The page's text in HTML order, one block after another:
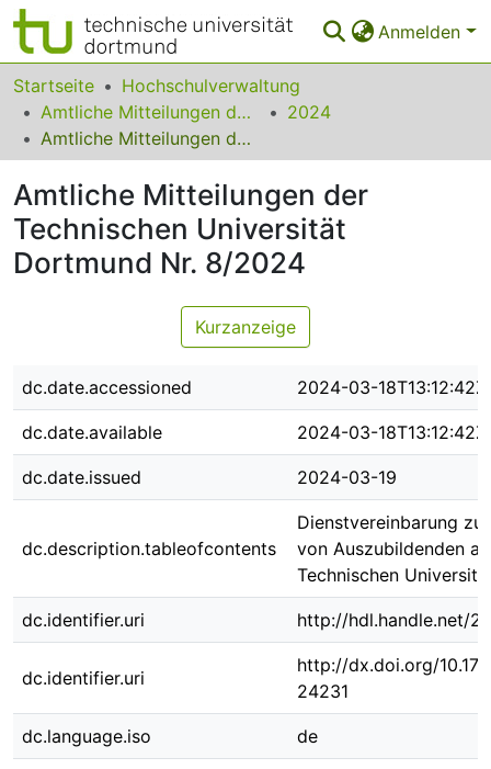
Anmelden
Bereiche & Sammlungen
Das gesamte Repositorium
FAQ
Leitlinien
Zurück zur Startseite
Startseite
Hochschulverwaltung
Amtliche Mitteilungen der Technischen Universität Dortmund
2024
Amtliche Mitteilungen der Technischen Universität Dortmund Nr. 8/2024
Amtliche Mitteilungen der
Technischen Universität
Dortmund Nr. 8/2024
Kurzanzeige
dc.date.accessioned 2024-03-18T13:12:42Z
dc.date.available 2024-03-18T13:12:42Z
dc.date.issued 2024-03-19
dc.description.tableofcontents
Dienstvereinbarung
von Auszubildenden
Technischen
dc.identifier.uri http://hdl.handle.net/
dc.identifier.uri
http://dx.doi.org/
24231
dc.language.iso de